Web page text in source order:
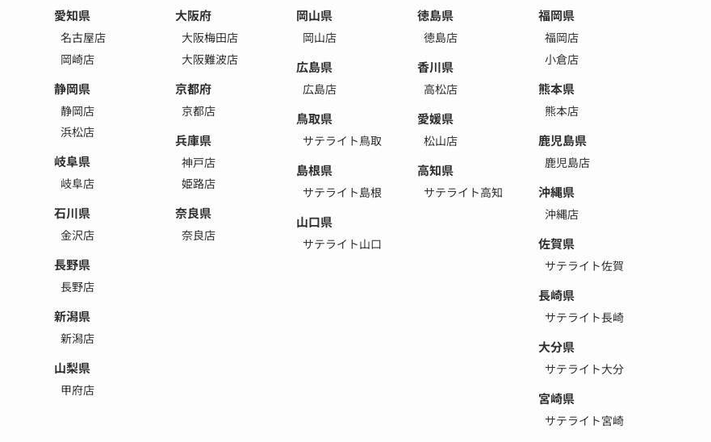
愛知県
名古屋店
岡崎店
静岡県
静岡店
浜松店
岐阜県
岐阜店
石川県
金沢店
長野県
長野店
新潟県
新潟店
山梨県
甲府店
大阪府
大阪梅田店
大阪難波店
京都府
京都店
兵庫県
神戸店
姫路店
奈良県
奈良店
岡山県
岡山店
広島県
広島店
鳥取県
サテライト鳥取
島根県
サテライト島根
山口県
サテライト山口
徳島県
徳島店
香川県
高松店
愛媛県
松山店
高知県
サテライト高知
福岡県
福岡店
小倉店
熊本県
熊本店
鹿児島県
鹿児島店
沖縄県
沖縄店
佐賀県
サテライト佐賀
長崎県
サテライト長崎
大分県
サテライト大分
宮崎県
サテライト宮崎